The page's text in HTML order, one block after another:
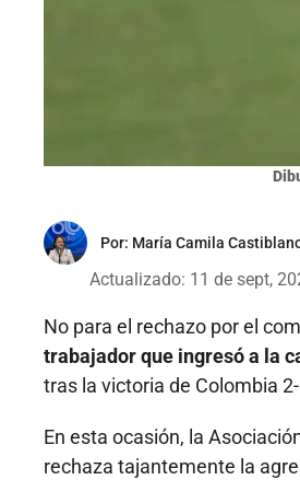
Por: María Camila
Actualizado: 11 de sept,
No para el rechazo por el
trabajador que ingresó a la
tras la victoria de Colombia
En esta ocasión, la
rechaza tajantemente la